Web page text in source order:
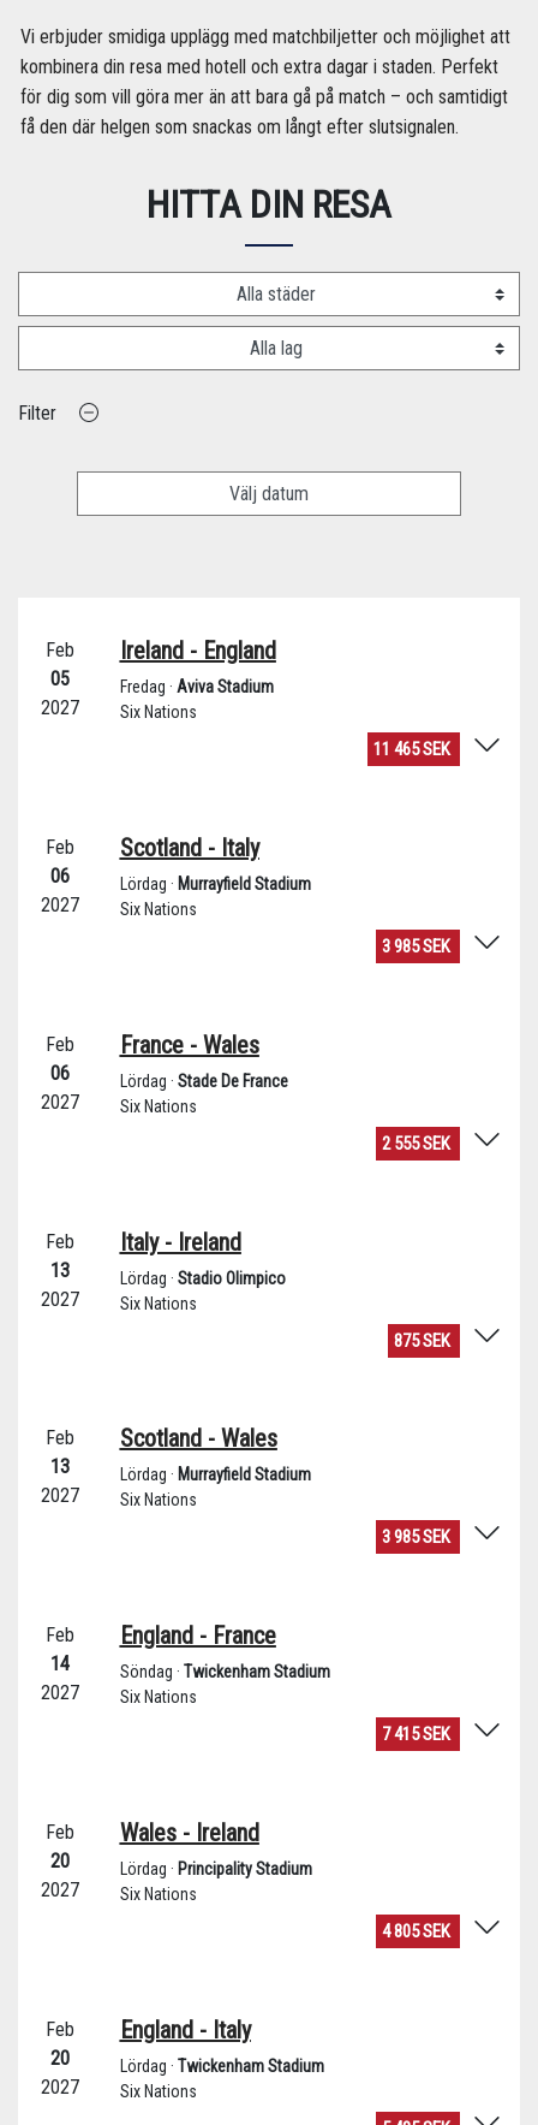
Vi erbjuder smidiga upplägg med matchbiljetter och möjlighet att
kombinera din resa med hotell och extra dagar i staden. Perfekt
för dig som vill göra mer än att bara gå på match – och samtidigt
få den där helgen som snackas om långt efter slutsignalen.